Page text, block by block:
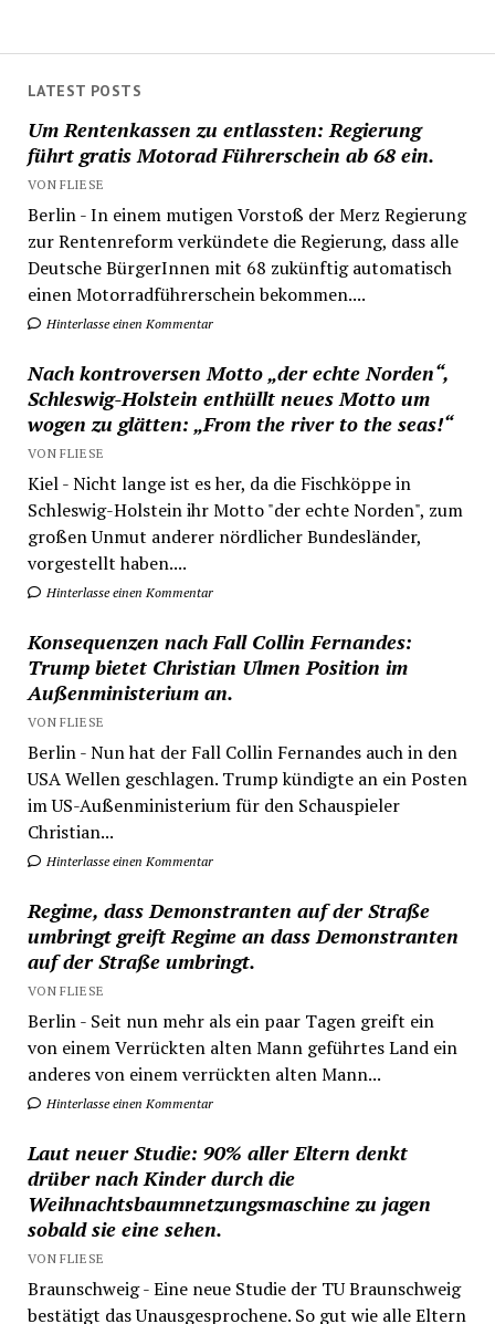
LATEST POSTS
Um Rentenkassen zu entlassten: Regierung
führt gratis Motorad Führerschein ab 68 ein.
VON FLIESE
Berlin - In einem mutigen Vorstoß der Merz Regierung
zur Rentenreform verkündete die Regierung, dass alle
Deutsche BürgerInnen mit 68 zukünftig automatisch
einen Motorradführerschein bekommen....
Hinterlasse einen Kommentar
Nach kontroversen Motto „der echte Norden“,
Schleswig-Holstein enthüllt neues Motto um
wogen zu glätten: „From the river to the seas!“
VON FLIESE
Kiel - Nicht lange ist es her, da die Fischköppe in
Schleswig-Holstein ihr Motto "der echte Norden", zum
großen Unmut anderer nördlicher Bundesländer,
vorgestellt haben....
Hinterlasse einen Kommentar
Konsequenzen nach Fall Collin Fernandes:
Trump bietet Christian Ulmen Position im
Außenministerium an.
VON FLIESE
Berlin - Nun hat der Fall Collin Fernandes auch in den
USA Wellen geschlagen. Trump kündigte an ein Posten
im US-Außenministerium für den Schauspieler
Christian...
Hinterlasse einen Kommentar
Regime, dass Demonstranten auf der Straße
umbringt greift Regime an dass Demonstranten
auf der Straße umbringt.
VON FLIESE
Berlin - Seit nun mehr als ein paar Tagen greift ein
von einem Verrückten alten Mann geführtes Land ein
anderes von einem verrückten alten Mann...
Hinterlasse einen Kommentar
Laut neuer Studie: 90% aller Eltern denkt
drüber nach Kinder durch die
Weihnachtsbaumnetzungsmaschine zu jagen
sobald sie eine sehen.
VON FLIESE
Braunschweig - Eine neue Studie der TU Braunschweig
bestätigt das Unausgesprochene. So gut wie alle Eltern